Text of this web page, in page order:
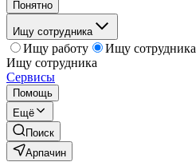
Понятно
Ищу сотрудника
Ищу работу
Ищу сотрудника
Ищу сотрудника
Сервисы
Помощь
Ещё
Поиск
Арпачин